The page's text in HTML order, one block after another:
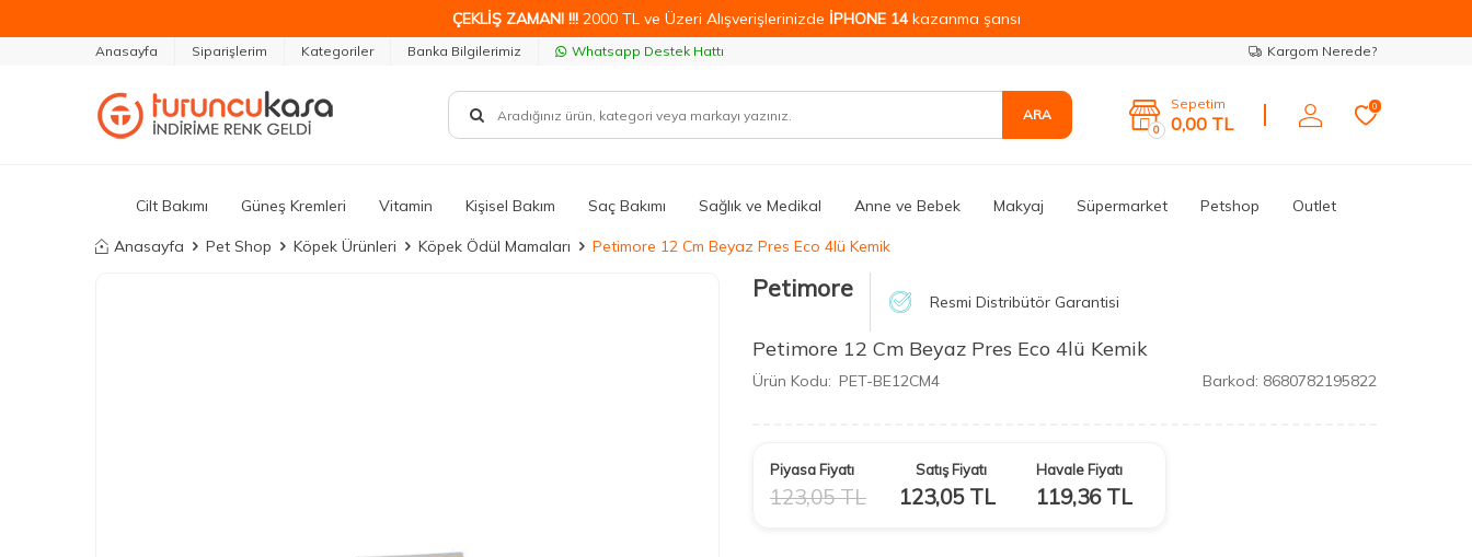
ÇEKLİŞ ZAMANI !!!2000 TL ve Üzeri Alışverişlerinizde İPHONE 14kazanma şansı
Anasayfa Siparişlerim Kategoriler Banka Bilgilerimiz Whatsapp Destek Hattı Kargom Nerede?
ARA
0
Sepetim
0,00 TL
0
Cilt Bakımı Güneş Kremleri Vitamin Kişisel Bakım Saç Bakımı Sağlık ve Medikal Anne ve Bebek Makyaj Süpermarket Petshop Outlet
Anasayfa Pet Shop Köpek Ürünleri Köpek Ödül Mamaları Petimore 12 Cm Beyaz Pres Eco 4lü Kemik
Petimore Resmi Distribütör Garantisi
Petimore 12 Cm Beyaz Pres Eco 4lü Kemik
Ürün Kodu: PET-BE12CM4 Barkod: 8680782195822
Piyasa Fiyatı
123,05TL
Satış Fiyatı
123,05TL
Havale Fiyatı
119,36TL